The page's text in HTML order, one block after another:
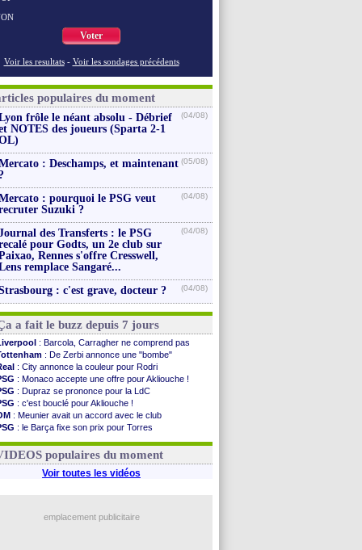
Voter
Voir les resultats - Voir les sondages précédents
populaires du moment
frôle le néant absolu - Débrief
NOTES des joueurs (Sparta 2-1
(04/08)
: Deschamps, et maintenant (05/08)
: pourquoi le PSG veut
Suzuki ?
(04/08)
des Transferts : le PSG
pour Godts, un 2e club sur
Rennes s'offre Cresswell,
remplace Sangaré...
(04/08)
: c'est grave, docteur ? (04/08)
a fait le buzz depuis 7 jours
: Barcola, Carragher ne comprend pas
: De Zerbi annonce une "bombe"
: City annonce la couleur pour Rodri
: Monaco accepte une offre pour Akliouche !
: Dupraz se prononce pour la LdC
: c'est bouclé pour Akliouche !
: Meunier avait un accord avec le club
: le Barça fixe son prix pour Torres
: Torres souhaite rejoindre le PSG !
populaires du moment
Voir toutes les vidéos
emplacement publicitaire